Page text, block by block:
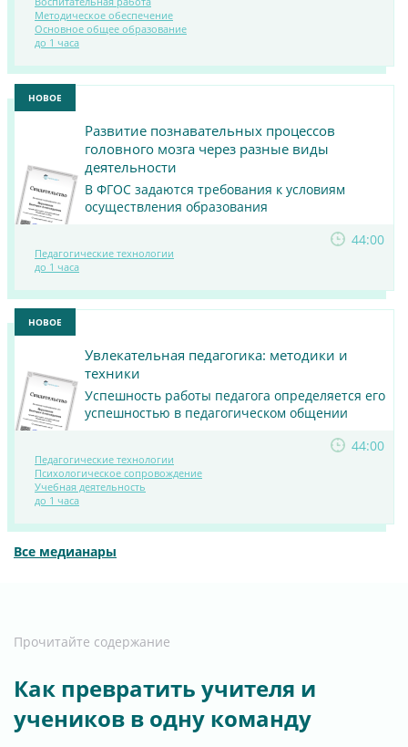
ПОСМОТРЕТЬ
Методическое обеспечение
Основное общее образование
до 1 часа
НОВОЕ
Развитие познавательных процессов
головного мозга через разные виды
деятельности
В ФГОС задаются требования к условиям
осуществления образования
Педагогические технологии
до 1 часа
44:00
НОВОЕ
ПОСМОТРЕТЬ
Увлекательная педагогика: методики и
техники
Успешность работы педагога определяется его
успешностью в педагогическом общении
Педагогические технологии
Психологическое сопровождение
Учебная деятельность
до 1 часа
44:00
Все медианары
Прочитайте содержание
Как превратить учителя и
учеников в одну команду